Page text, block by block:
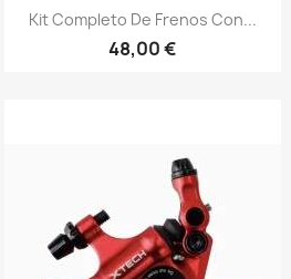
Vista rápida
Kit Completo De Frenos Con...
48,00 €